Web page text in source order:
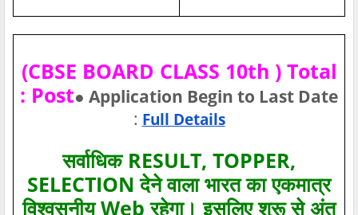
(CBSE BOARD CLASS 10th ) Total
: Post● Application Begin to Last Date
: Full Details
सर्वाधिक RESULT, TOPPER,
SELECTION देने वाला भारत का एकमात्र
विश्‍वसनीय Web रहेगा। इसलिए शुरू से अंत